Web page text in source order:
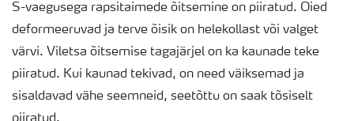
S-vaegusega rapsitaimede õitsemine on piiratud. Õied
deformeeruvad ja terve õisik on helekollast või valget
värvi. Viletsa õitsemise tagajärjel on ka kaunade teke
piiratud. Kui kaunad tekivad, on need väiksemad ja
sisaldavad vähe seemneid, seetõttu on saak tõsiselt
piiratud.